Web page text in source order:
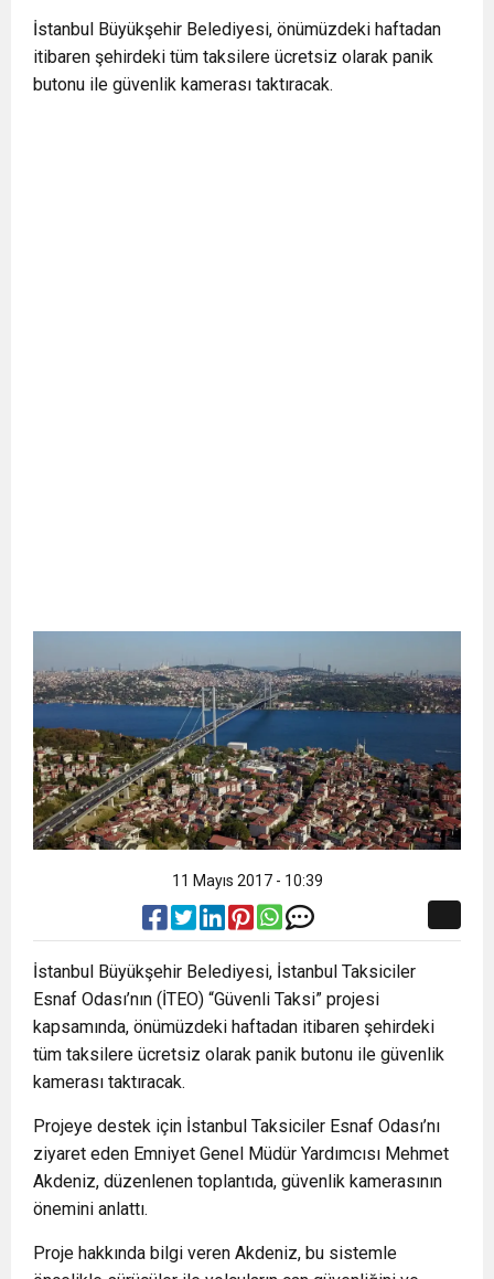
0:12 Nar suyunun antioksidan seviyesi yeşil çaydan
daha yüksek
0:07 DİTİB kurucularından Abdullah Uzunalioğlu‘nun
İstanbul Büyükşehir Belediyesi, önümüzdeki haftadan
itibaren şehirdeki tüm taksilere ücretsiz olarak panik
butonu ile güvenlik kamerası taktıracak.
11 Mayıs 2017 - 10:39
İstanbul Büyükşehir Belediyesi, İstanbul Taksiciler
Esnaf Odası’nın (İTEO) “Güvenli Taksi” projesi
kapsamında, önümüzdeki haftadan itibaren şehirdeki
tüm taksilere ücretsiz olarak panik butonu ile güvenlik
kamerası taktıracak.
Projeye destek için İstanbul Taksiciler Esnaf Odası’nı
ziyaret eden Emniyet Genel Müdür Yardımcısı Mehmet
Akdeniz, düzenlenen toplantıda, güvenlik kamerasının
önemini anlattı.
Proje hakkında bilgi veren Akdeniz, bu sistemle